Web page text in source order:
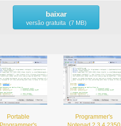
baixar
versão gratuita (7 MB)
Portable
Programmer's